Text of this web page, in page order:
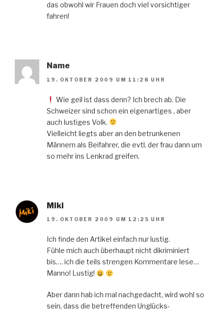
das obwohl wir Frauen doch viel vorsichtiger
fahren!
Name
19. OKTOBER 2009 UM 11:28 UHR
Wie geil ist dass denn? Ich brech ab. Die
Schweizer sind schon ein eigenartiges , aber
auch lustiges Volk.
Vielleicht liegts aber an den betrunkenen
Männern als Beifahrer, die evtl. der frau dann um
so mehr ins Lenkrad greifen.
Miki
19. OKTOBER 2009 UM 12:25 UHR
Ich finde den Artikel einfach nur lustig.
Fühle mich auch überhaupt nicht dikriminiert
bis…. ich die teils strengen Kommentare lese…
Manno! Lustig!
Aber dann hab ich mal nachgedacht, wird wohl so
sein, dass die betreffenden Unglücks-